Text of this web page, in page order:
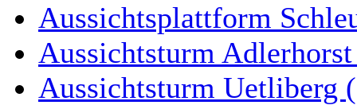
Aussichtsplattform
Aussichtsturm
Aussichtsturm Uetliberg